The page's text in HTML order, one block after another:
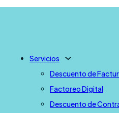
Servicios
Descuento de
Factoreo Digital
Descuento de